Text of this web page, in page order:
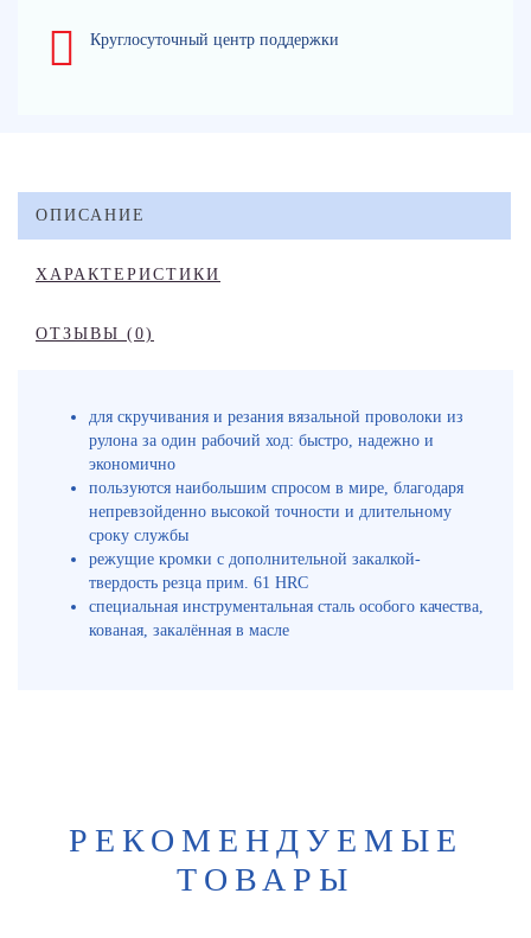
Круглосуточный центр поддержки
ОПИСАНИЕ
ХАРАКТЕРИСТИКИ
ОТЗЫВЫ (0)
для скручивания и резания вязальной проволоки из
рулона за один рабочий ход: быстро, надежно и
экономично
пользуются наибольшим спросом в мире, благодаря
непревзойденно высокой точности и длительному
сроку службы
режущие кромки с дополнительной закалкой-
твердость резца прим. 61 HRC
специальная инструментальная сталь особого качества,
кованая, закалённая в масле
РЕКОМЕНДУЕМЫЕ
ТОВАРЫ